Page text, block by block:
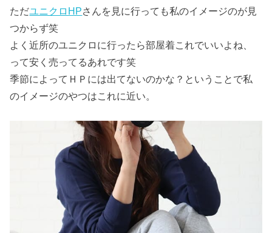
ただユニクロHPさんを見に行っても私のイメージのが見
つからず笑
よく近所のユニクロに行ったら部屋着これでいいよね、
って安く売ってるあれです笑
季節によってＨＰには出てないのかな？ということで私
のイメージのやつはこれに近い。